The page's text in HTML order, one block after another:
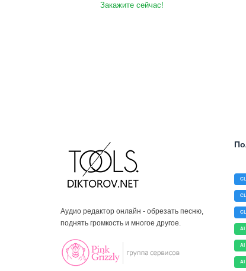
Закажите сейчас!
Аудио редактор онлайн - обрезать песню,
поднять громкость и многое другое.
CL
CL
CL
AI
AI
AI